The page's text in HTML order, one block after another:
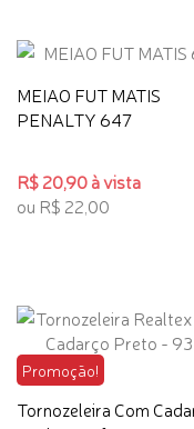
MEIAO FUT MATIS
PENALTY 647
R$ 20,90 à vista
ou R$ 22,00
Promoção!
Tornozeleira Com